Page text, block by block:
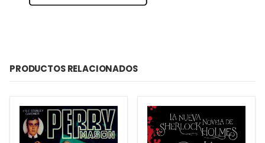
PRODUCTOS RELACIONADOS